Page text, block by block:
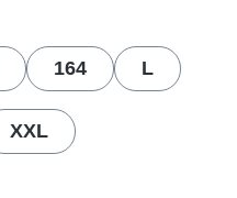
164 L
XXL